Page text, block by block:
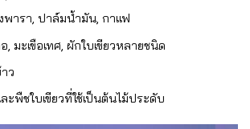
พารา, ปาล์มน้ำมัน, กาแฟ
, มะเขือเทศ, ผักใบเขียวหลายชนิด
ว
ะพืชใบเขียวที่ใช้เป็นต้นไม้ประดับ